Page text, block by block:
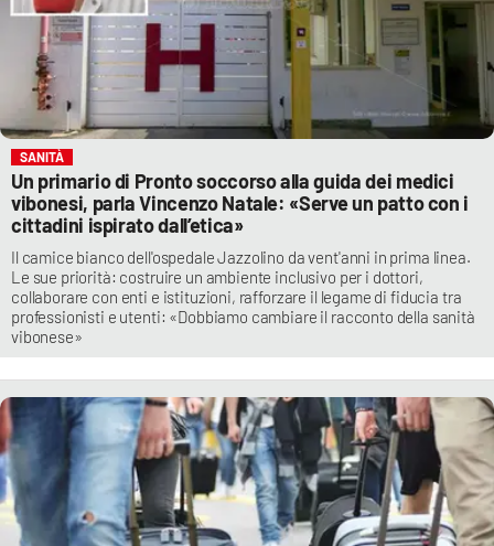
SANITÀ
Un primario di Pronto soccorso alla guida dei medici
vibonesi, parla Vincenzo Natale: «Serve un patto con i
cittadini ispirato dall’etica»
Il camice bianco dell'ospedale Jazzolino da vent'anni in prima linea.
Le sue priorità: costruire un ambiente inclusivo per i dottori,
collaborare con enti e istituzioni, rafforzare il legame di fiducia tra
professionisti e utenti: «Dobbiamo cambiare il racconto della sanità
vibonese»